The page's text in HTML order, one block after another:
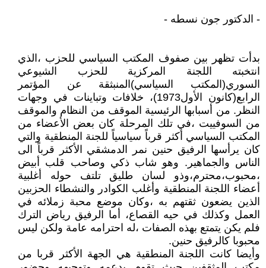
- الدكتور جون نسطه -
بدأت تظهر بين صفوف المكتب السياسي للحزب ،الذي
انتخبته اللجنة المركزية للحزب الشيوعي
السوري(المكتب السياسي)المنبثقة عن المؤتمر
الرابع(كانون الأول1973)، خلافات وتباينات في وجهات
النظر. من أسبابها الرئيسية الموقف من النظام والموقف
من السوفييت ،في تلك المرحلة كان بعض الأعضاء من
المكتب السياسي أكثر قرباً سياسياً للجنة المنطقية والتي
كان يرأسها الرفيق حنين نمر الدمشقي الأكثر قرباً الى
الناس والجماهير. وهو شاب ذكي وصاحب قلب أبيض
،محبوب،محترم،وذو لسان طليق تلتف حوله أغلبية
أعضاء اللجنة المنطقية وأغلب الكوادر والنشطاء الحزبين
الذين يضعون ثقتهم به ،وكان موضع محبة زملائه في
العمل وكذلك في حيه القصاع، أما الرفيق رياض الترك
فلم يكن يتمتع بهذه الصفات ،له احترامه عامة ولكن ليس
محبوبا كالرفيق حنين.
وأيضا كانت اللجنة المنطقية هي الجهة الأكثر قربا من